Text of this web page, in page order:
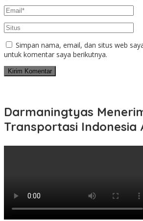
Simpan nama, email, dan situs web
untuk komentar saya berikutnya.
Darmaningtyas
Transportasi Indonesia